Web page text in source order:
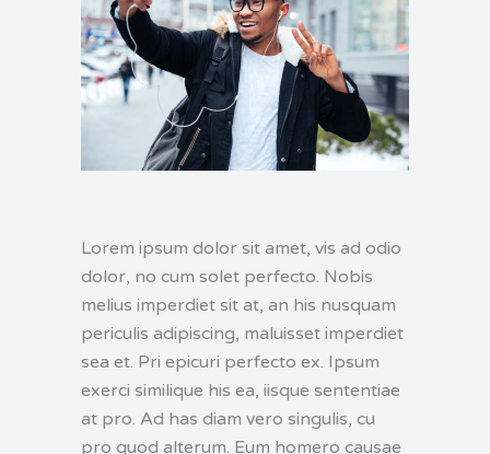
Lorem ipsum dolor sit amet, vis ad odio
dolor, no cum solet perfecto. Nobis
melius imperdiet sit at, an his nusquam
periculis adipiscing, maluisset imperdiet
sea et. Pri epicuri perfecto ex. Ipsum
exerci similique his ea, iisque sententiae
at pro. Ad has diam vero singulis, cu
pro quod alterum. Eum homero causae